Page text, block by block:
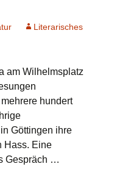
Literarisches
am Wilhelmsplatz
hundert
Göttingen ihre
Hass. Eine
Gespräch …